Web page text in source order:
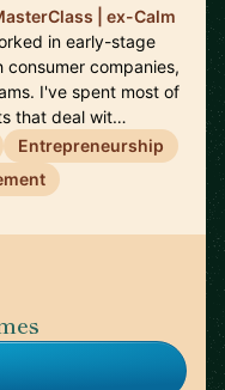
| ex-Calm
in early-stage
companies,
I've spent most of
that deal wit…
Entrepreneurship